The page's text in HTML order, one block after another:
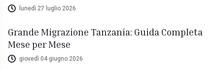
lunedì 27 luglio 2026
Grande Migrazione Tanzania: Guida Completa
Mese per Mese
giovedì 04 giugno 2026